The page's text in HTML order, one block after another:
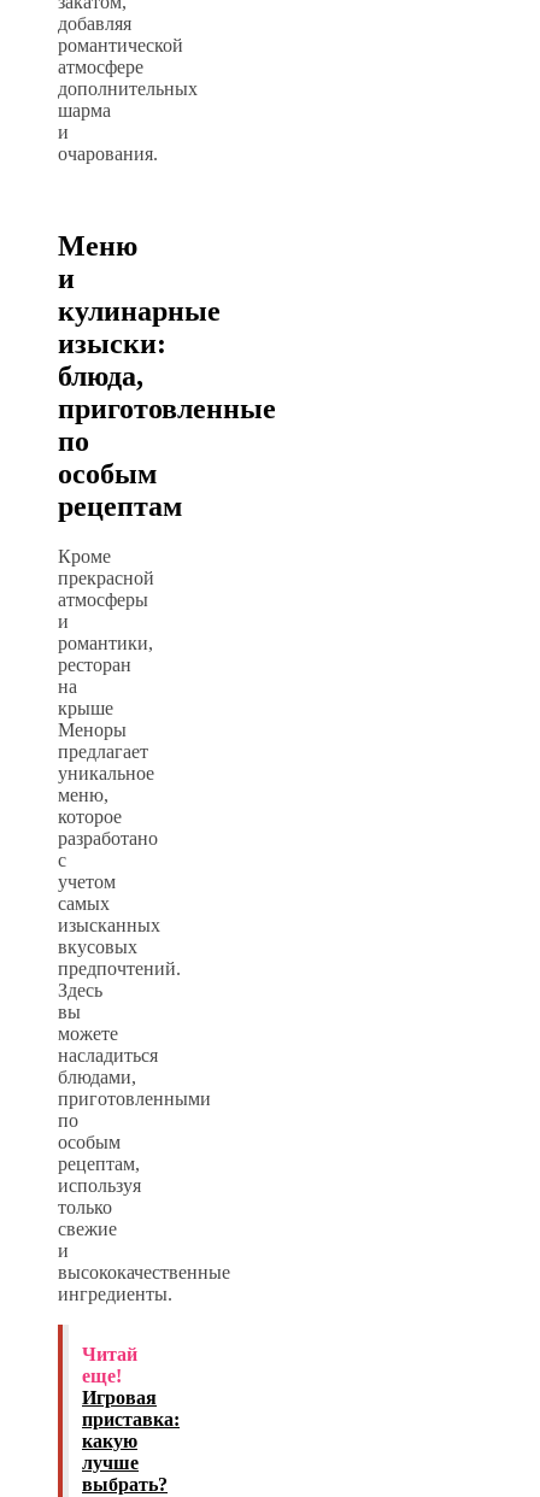
добавляя
романтической
атмосфере
дополнительных
шарма
и
очарования.
Меню
и
кулинарные
изыски:
блюда,
приготовленные
по
особым
рецептам
Кроме
прекрасной
атмосферы
и
романтики,
ресторан
на
крыше
Меноры
предлагает
уникальное
меню,
которое
разработано
с
учетом
самых
изысканных
вкусовых
предпочтений.
Здесь
вы
можете
насладиться
блюдами,
приготовленными
по
особым
рецептам,
используя
только
свежие
и
высококачественные
ингредиенты.
Читай
еще!
Игровая
приставка:
какую
лучше
выбрать?